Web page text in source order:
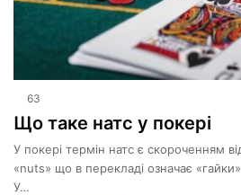
63
Що таке натс у покері
У покері термін натс є скороченням
«nuts» що в перекладі означає
У…